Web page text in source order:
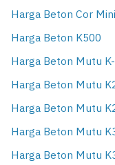
Harga Beton Cor
Harga Beton K500
Harga Beton Mutu
Harga Beton Mutu
Harga Beton Mutu
Harga Beton Mutu
Harga Beton Mutu